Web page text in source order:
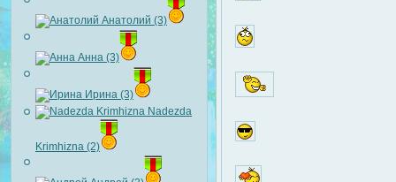
Анатолий (3)
Анна (3)
Ирина (3)
Nadezda
Krimhizna (2)